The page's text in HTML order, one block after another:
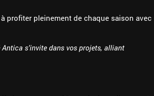
profiter pleinement de chaque saison avec
Antica s’invite dans vos projets, alliant